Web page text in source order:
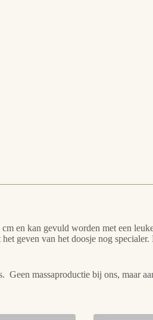
en kan gevuld worden met een
geven van het doosje nog
massaproductie bij ons, maar